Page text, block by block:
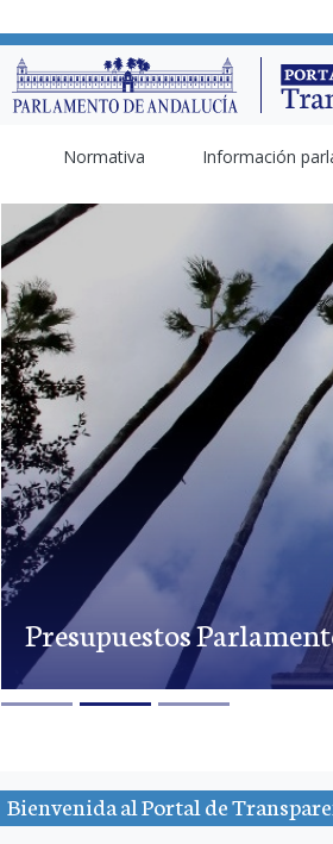
Normativa Información
Presupuestos
Previous
Bienvenida al Portal de